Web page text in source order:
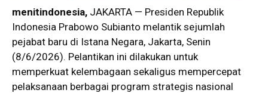
menitindonesia, JAKARTA — Presiden Republik
Indonesia Prabowo Subianto melantik sejumlah
pejabat baru di Istana Negara, Jakarta, Senin
(8/6/2026). Pelantikan ini dilakukan untuk
memperkuat kelembagaan sekaligus mempercepat
pelaksanaan berbagai program strategis nasional